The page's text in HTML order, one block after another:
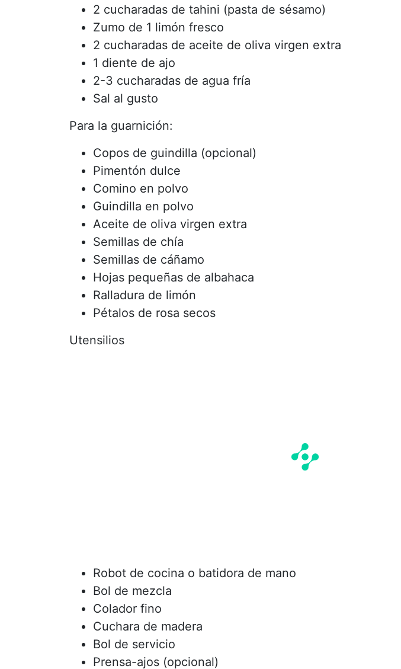
2 cucharadas de tahini (pasta de sésamo)
Zumo de 1 limón fresco
2 cucharadas de aceite de oliva virgen extra
1 diente de ajo
2-3 cucharadas de agua fría
Sal al gusto
Para la guarnición:
Copos de guindilla (opcional)
Pimentón dulce
Comino en polvo
Guindilla en polvo
Aceite de oliva virgen extra
Semillas de chía
Semillas de cáñamo
Hojas pequeñas de albahaca
Ralladura de limón
Pétalos de rosa secos
Utensilios
Robot de cocina o batidora de mano
Bol de mezcla
Colador fino
Cuchara de madera
Bol de servicio
Prensa-ajos (opcional)